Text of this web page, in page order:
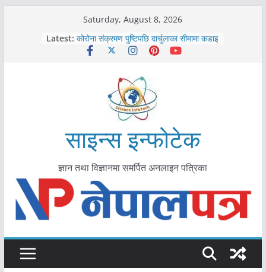
Saturday, August 8, 2026
Latest:
काभ्रेपलाञ्चोकमा आयुर्वेद स्वास्थ्योपचारतर्फ
आकर्षण बढ्दै
कोरोना संक्रमण पुष्टिपछि दार्चुलाका सीमामा कडाइ
मकवानपुरमा खोरेत रोग विरुद्धको खोप लगाउन
आयुर्वेद चिकित्सा प्रणालीको भूमिका महत्वपूर्ण छ :
मुख्यमन्त्री शाह
साइन्स इन्फोटेक
ज्ञान तथा विज्ञानमा समर्पित अनलाइन पत्रिका